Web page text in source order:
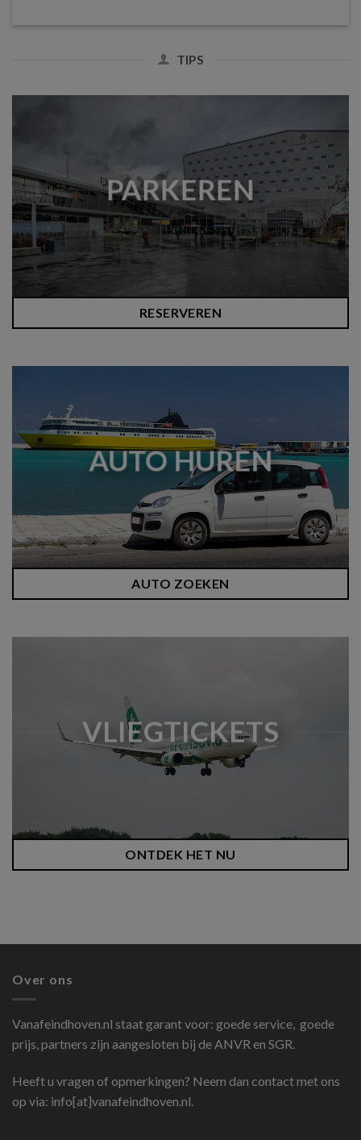
TIPS
PARKEREN
RESERVEREN
AUTO HUREN
AUTO ZOEKEN
VLIEGTICKETS
ONTDEK HET NU
Over ons
Vanafeindhoven.nl staat garant voor: goede service, goede
prijs, partners zijn aangesloten bij de ANVR en SGR.
Heeft u vragen of opmerkingen? Neem dan contact met ons
op via: info[at]vanafeindhoven.nl.